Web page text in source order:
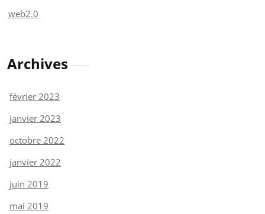
web2.0
Archives
février 2023
janvier 2023
octobre 2022
janvier 2022
juin 2019
mai 2019